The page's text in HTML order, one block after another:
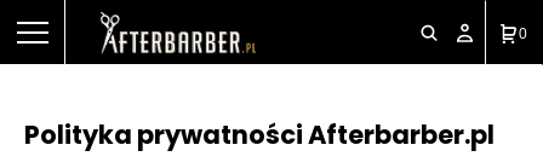
0
Polityka prywatności Afterbarber.pl